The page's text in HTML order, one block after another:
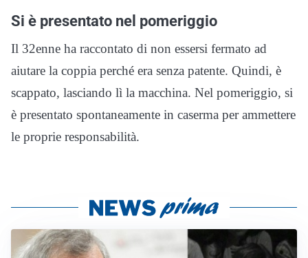
Si è presentato nel pomeriggio
Il 32enne ha raccontato di non essersi fermato ad
aiutare la coppia perché era senza patente. Quindi, è
scappato, lasciando lì la macchina. Nel pomeriggio, si
è presentato spontaneamente in caserma per ammettere
le proprie responsabilità.